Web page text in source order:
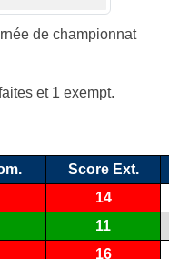
de championnat
et 1 exempt.
Score Ext.
14
11
16